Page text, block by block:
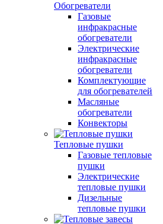
Обогреватели
Газовые
инфракрасные
обогреватели
Электрические
инфракрасные
обогреватели
Комплектующие
для обогревателей
Масляные
обогреватели
Конвекторы
Тепловые пушки
Газовые тепловые
пушки
Электрические
тепловые пушки
Дизельные
тепловые пушки